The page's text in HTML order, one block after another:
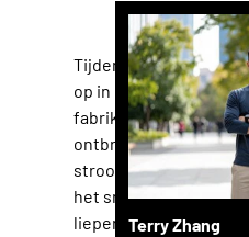
Tijdens de Australian
op in bijna elk
fabrikanten over
ontbramen en
stroomafwaartse
het snijden voltooid
liepen fabrikanten
Terry Zhang